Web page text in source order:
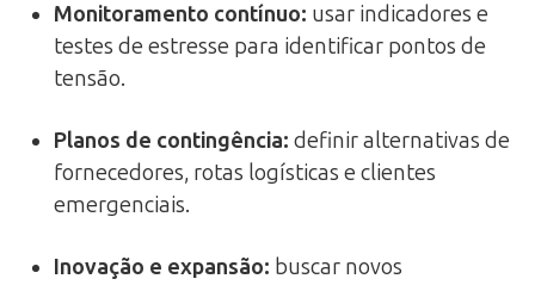
Monitoramento contínuo: usar indicadores e
testes de estresse para identificar pontos de
tensão.
Planos de contingência: definir alternativas de
fornecedores, rotas logísticas e clientes
emergenciais.
Inovação e expansão: buscar novos